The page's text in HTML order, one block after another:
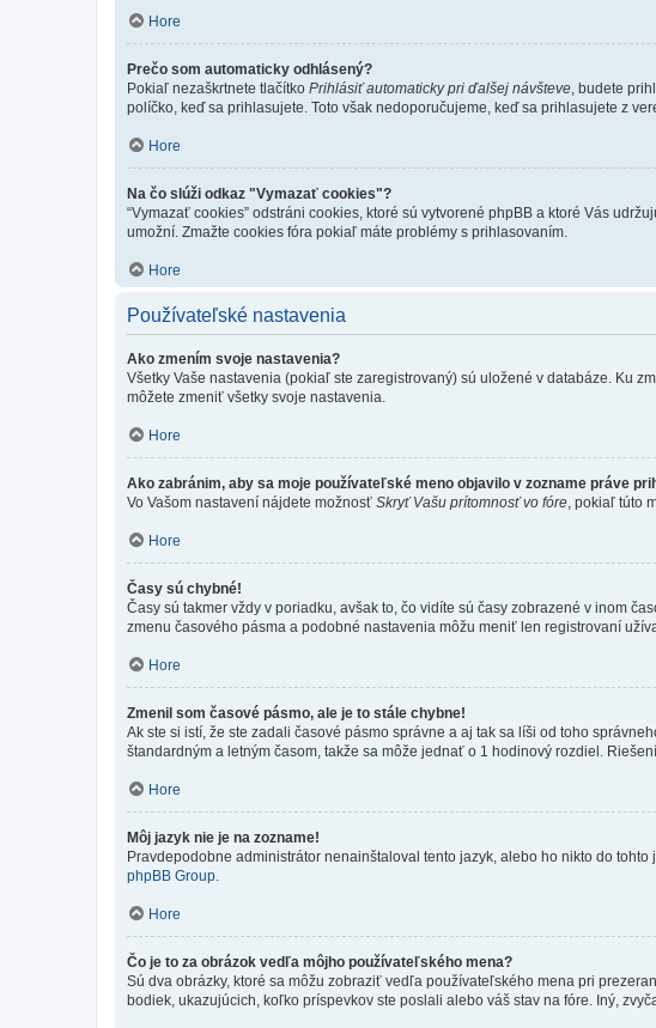
Hore
Prečo som automaticky odhlásený?
Pokiaľ nezaškrtnete tlačítko Prihlásiť automaticky pri ďalšej návšteve , budete
políčko, keď sa prihlasujete. Toto však nedoporučujeme, keď sa prihlasujete z
Hore
Na čo slúži odkaz "Vymazať cookies"?
“Vymazať cookies” odstráni cookies, ktoré sú vytvorené phpBB a ktoré Vás
umožní. Zmažte cookies fóra pokiaľ máte problémy s prihlasovaním.
Hore
Používateľské nastavenia
Ako zmením svoje nastavenia?
Všetky Vaše nastavenia (pokiaľ ste zaregistrovaný) sú uložené v databáze. Ku
môžete zmeniť všetky svoje nastavenia.
Hore
Ako zabránim, aby sa moje používateľské meno objavilo v zozname práve
Vo Vašom nastavení nájdete možnosť Skryť Vašu prítomnosť vo fóre , pokiaľ túto
Hore
Časy sú chybné!
Časy sú takmer vždy v poriadku, avšak to, čo vidíte sú časy zobrazené v inom
zmenu časového pásma a podobné nastavenia môžu meniť len registrovaní
Hore
Zmenil som časové pásmo, ale je to stále chybne!
Ak ste si istí, že ste zadali časové pásmo správne a aj tak sa líši od toho
štandardným a letným časom, takže sa môže jednať o 1 hodinový rozdiel.
Hore
Môj jazyk nie je na zozname!
Pravdepodobne administrátor nenainštaloval tento jazyk, alebo ho nikto do
phpBB Group
Hore
Čo je to za obrázok vedľa môjho používateľského mena?
Sú dva obrázky, ktoré sa môžu zobraziť vedľa používateľského mena pri
bodiek, ukazujúcich, koľko príspevkov ste poslali alebo váš stav na fóre. Iný,